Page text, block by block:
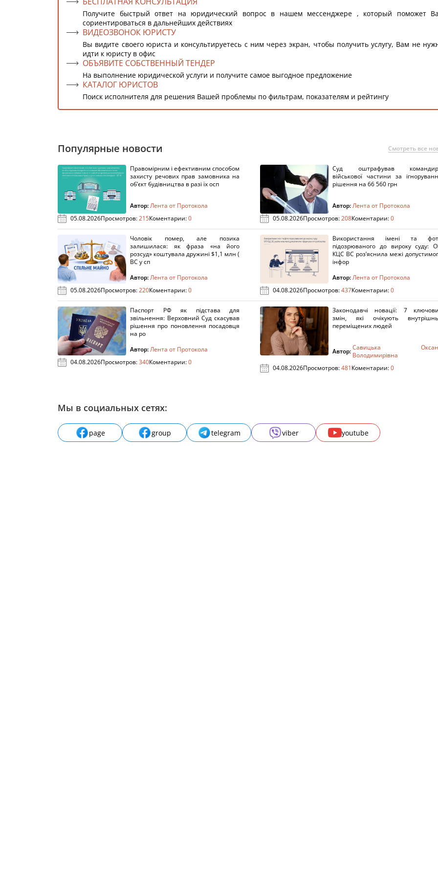
Получите быстрый ответ на юридический вопрос в нашем мессенджере , который поможет
сориентироваться в дальнейших действиях
ВИДЕОЗВОНОК ЮРИСТУ
Вы видите своего юриста и консультируетесь с ним через экран, чтобы получить услугу, Вам не
идти к юристу в офис
ОБЪЯВИТЕ СОБСТВЕННЫЙ ТЕНДЕР
На выполнение юридической услуги и получите самое выгодное предложение
КАТАЛОГ ЮРИСТОВ
Поиск исполнителя для решения Вашей проблемы по фильтрам, показателям и рейтингу
Популярные новости Смотреть все
Правомірним і ефективним способом
захисту речових прав замовника на
об’єкт будівництва в разі їх осп
Автор:Лента от Протокола
05.08.2026Просмотров:215Коментарии:0
Суд оштрафував
військової частини за
рішення на 66 560 грн
Автор:Лента от Протокола
05.08.2026Просмотров:208Коментарии:0
Чоловік помер, але позика
залишилася: як фраза «на його
розсуд» коштувала дружині $1,1 млн (
ВС у сп
Автор:Лента от Протокола
05.08.2026Просмотров:220Коментарии:0
Використання імені та
підозрюваного до вироку суду:
КЦС ВС роз’яснила межі
інфор
Автор:Лента от Протокола
04.08.2026Просмотров:437Коментарии:0
Паспорт РФ як підстава для
звільнення: Верховний Суд скасував
рішення про поновлення посадовця
на ро
Автор:Лента от Протокола
04.08.2026Просмотров:340Коментарии:0
Законодавчі новації: 7
змін, які очікують
переміщених людей
Автор:Савицька
Володимирівна
04.08.2026Просмотров:481Коментарии:0
Мы в социальных сетях:
page group telegram viber youtube